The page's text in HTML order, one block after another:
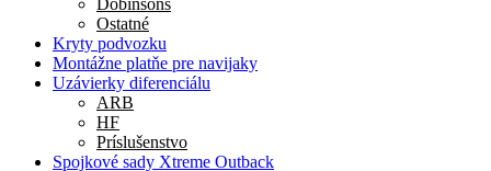
Dobinsons
Ostatné
Kryty podvozku
Montážne platňe pre navijaky
Uzávierky diferenciálu
ARB
HF
Príslušenstvo
Spojkové sady Xtreme Outback